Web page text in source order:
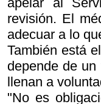
revisión. El
adecuar a lo
También está
depende de
llenan a
"No es